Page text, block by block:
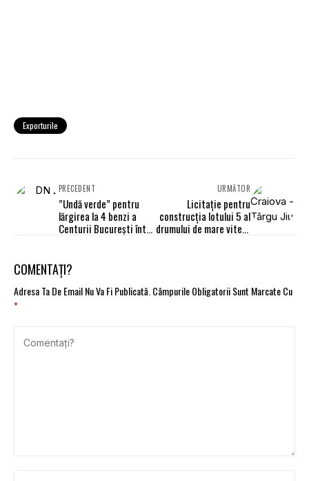
Exporturile
PRECEDENT
”Undă verde” pentru
lărgirea la 4 benzi a
Centurii București între
URMĂTOR
Licitaţie pentru
construcția lotului 5 al
drumului de mare viteză
COMENTAȚI?
Adresa Ta De Email Nu Va Fi Publicată.Câmpurile Obligatorii Sunt Marcate Cu
*